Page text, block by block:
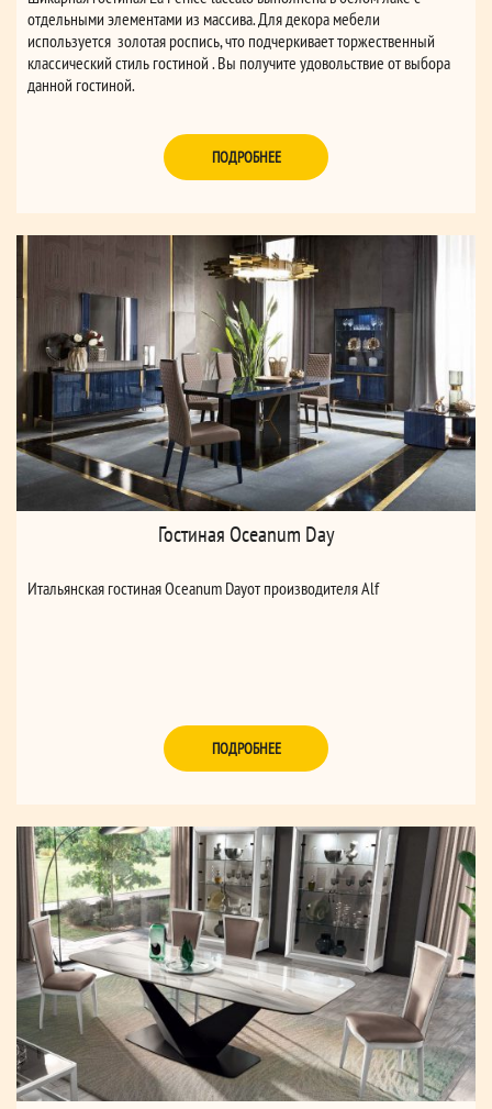
отдельными элементами из массива. Для декора мебели
используется золотая роспись, что подчеркивает торжественный
классический стиль гостиной . Вы получите удовольствие от выбора
данной гостиной.
ПОДРОБНЕЕ
Гостиная Oceanum Day
Итальянская гостиная Oceanum Dayот производителя Alf
ПОДРОБНЕЕ